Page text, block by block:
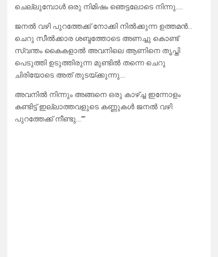
ചെല്ലുമ്പോൾ ഒരു നിമിഷം ഞെട്ടലോടെ നിന്നു…..
ജനൽ വഴി പുറത്തേക്ക് നോക്കി നിൽക്കുന്ന ഉത്തമൻ…
ചെറു സീൽക്കാര ശബ്ദത്തോടെ അണച്ചു കൊണ്ട്
സ്വന്തം കൈകളാൽ അവനിലെ ആണിനെ തൃപ്തി
പെടുത്തി ഉടുത്തിരുന്ന മുണ്ടിൽ തന്നെ ചെറു
ചിരിയോടെ അത് തുടയ്ക്കുന്നു….
അവനിൽ നിന്നും അങ്ങനെ ഒരു കാഴ്ച്ച ഇന്നോളം
കണ്ടിട്ട് ഇല്ലാത്തവളുടെ കണ്ണുകൾ ജനൽ വഴി
പുറത്തേക്ക് നീണ്ടു….””